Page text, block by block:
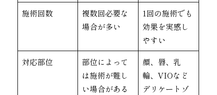
施術回数
複数回必要な
場合が多い
1回の施術でも
効果を実感し
やすい
対応部位
部位によって
は施術が難し
い場合がある
顔、唇、乳
輪、VIOなど
デリケートゾ